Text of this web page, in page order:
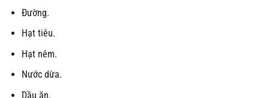
Đường.
Hạt tiêu.
Hạt nêm.
Nước dừa.
Dầu ăn.